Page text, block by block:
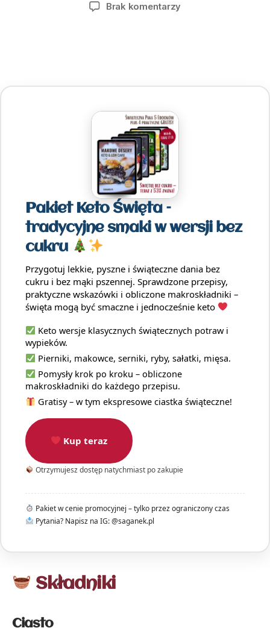
Brak komentarzy
Pakiet Keto Święta –
tradycyjne smaki w wersji bez
cukru
Przygotuj lekkie, pyszne i świąteczne dania bez
cukru i bez mąki pszennej. Sprawdzone przepisy,
praktyczne wskazówki i obliczone makroskładniki –
święta mogą być smaczne i jednocześnie keto
Keto wersje klasycznych świątecznych potraw i
wypieków.
Pierniki, makowce, serniki, ryby, sałatki, mięsa.
Pomysły krok po kroku – obliczone
makroskładniki do każdego przepisu.
Gratisy – w tym ekspresowe ciastka świąteczne!
Kup teraz
Otrzymujesz dostęp natychmiast po zakupie
Pakiet w cenie promocyjnej – tylko przez ograniczony czas
Pytania? Napisz na IG: @saganek.pl
Składniki
Ciasto